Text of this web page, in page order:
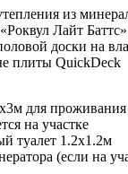
из
Лайт Баттс»
доски на
плиты QuickDeck
для
на участке
туалет 1.2х1.2м
(если на